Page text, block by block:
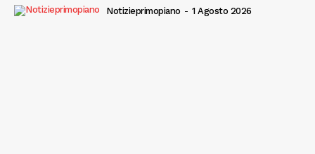
Notizieprimopiano - 1 Agosto 2026